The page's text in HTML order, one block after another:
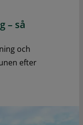
– så
och
efter